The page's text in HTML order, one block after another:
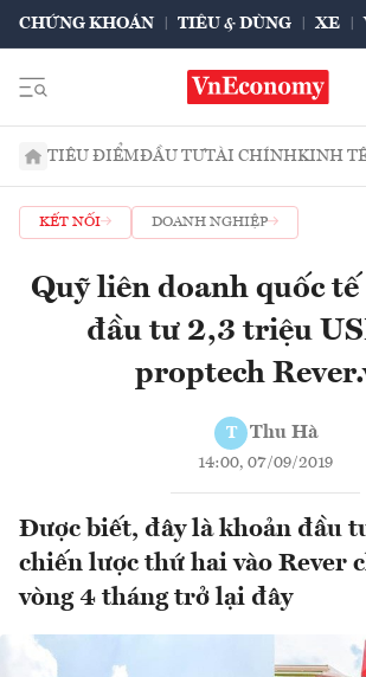
CHỨNG KHOÁN TIÊU & DÙNG XE
TIÊU ĐIỂMĐẦU TƯTÀI CHÍNHKINH
KẾT NỐI DOANH NGHIỆP
Quỹ liên doanh quốc
đầu tư 2,3 triệu
proptech
T Thu Hà
14:00, 07/09/2019
Được biết, đây là khoản đầu
chiến lược thứ hai vào Rever
vòng 4 tháng trở lại đây